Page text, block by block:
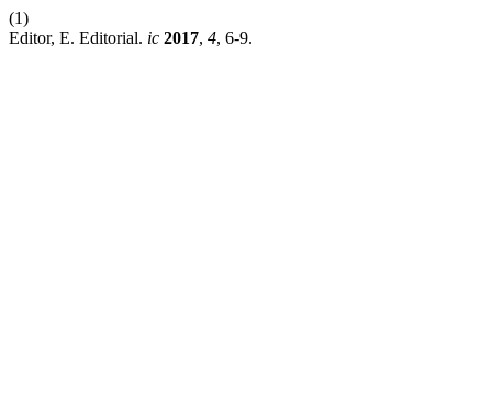
(1)
Editor, E. Editorial. ic 2017, 4, 6-9.